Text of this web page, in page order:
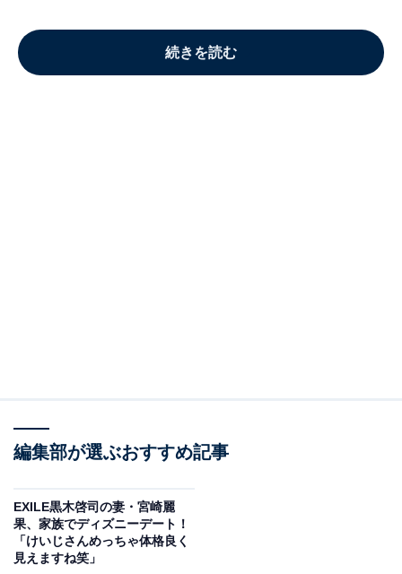
続きを読む
編集部が選ぶおすすめ記事
EXILE黒木啓司の妻・宮崎麗
果、家族でディズニーデート！
「けいじさんめっちゃ体格良く
見えますね笑」